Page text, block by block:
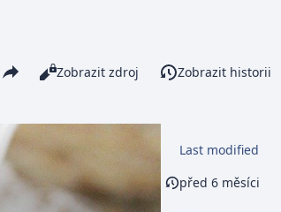
Share this pageZobrazení
Číst
Zobrazit zdroj Zobrazit historii
Last modified
před 6 měsíci